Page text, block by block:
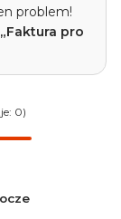
problem!
„Faktura pro
0)